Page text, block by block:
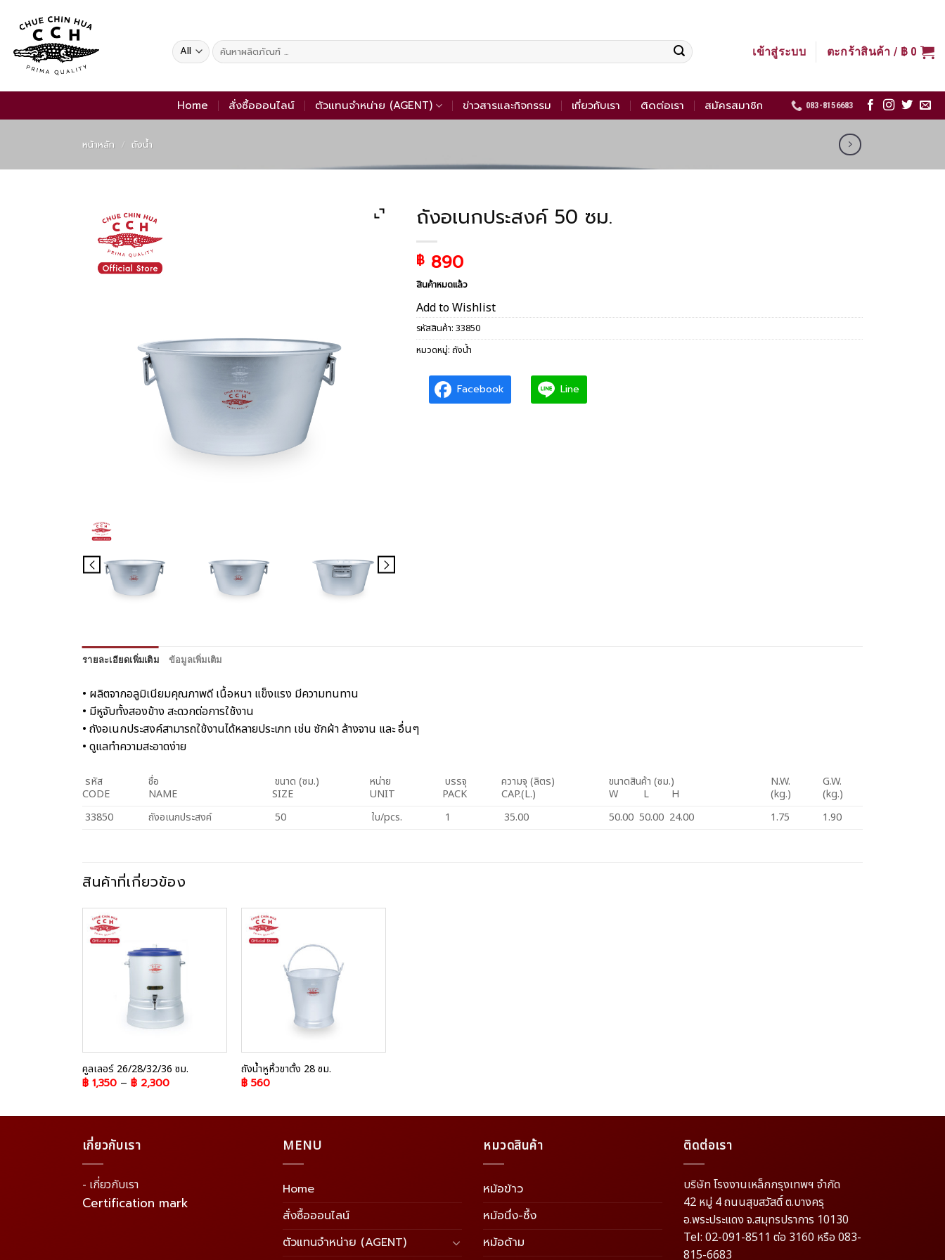
content
ค้นหา: เข้าสู่ระบบ ตะกร้าสินค้า / ฿ 0
Home สั่งซื้อออนไลน์ ตัวแทนจำหน่าย (AGENT) ข่าวสารและกิจกรรม เกี่ยวกับเรา ติดต่อเรา สมัครสมาชิก 083-8156683
หน้าหลัก / ถังน้ำ
ถังอเนกประสงค์ 50 ซม.
฿ 890
สินค้าหมดแล้ว
Add to Wishlist
รหัสสินค้า: 33850
หมวดหมู่: ถังน้ำ
Facebook Line
รายละเอียดเพิ่มเติม ข้อมูลเพิ่มเติม
• ผลิตจากอลูมิเนียมคุณภาพดี เนื้อหนา แข็งแรง มีความทนทาน
• มีหูจับทั้งสองข้าง สะดวกต่อการใช้งาน
• ถังอเนกประสงค์สามารถใช้งานได้หลายประเภท เช่น ซักผ้า ล้างจาน และ อื่นๆ
• ดูแลทำความสะอาดง่าย
รหัส
CODE
ชื่อ
NAME
ขนาด (ซม.)
SIZE
หน่าย
UNIT
บรรจุ
PACK
ความจุ (ลิตร)
CAP.(L.)
ขนาดสินค้า (ซม.)
W L H
N.W.
(kg.)
G.W.
(kg.)
33850
ถังอเนกประสงค์ 50 ใบ/pcs. 1 35.00 50.00 50.00 24.00 1.75 1.90
สินค้าที่เกี่ยวข้อง
คูลเลอร์ 26/28/32/36 ซม.
฿1,350– ฿2,300
ถังน้ำหูหิ้วขาตั้ง 28 ซม.
฿560
เกี่ยวกับเรา
- เกี่ยวกับเรา
Certification mark
MENU
Home
สั่งซื้อออนไลน์
ตัวแทนจำหน่าย (AGENT)
หมวดสินค้า
หม้อข้าว
หม้อนึ่ง-ซึ้ง
หม้อด้าม
ติดต่อเรา
บริษัท โรงงานเหล็กกรุงเทพฯ จำกัด
42 หมู่ 4 ถนนสุขสวัสดิ์ ต.บางครุ
อ.พระประแดง จ.สมุทรปราการ 10130
Tel: 02-091-8511 ต่อ 3160 หรือ 083-
815-6683